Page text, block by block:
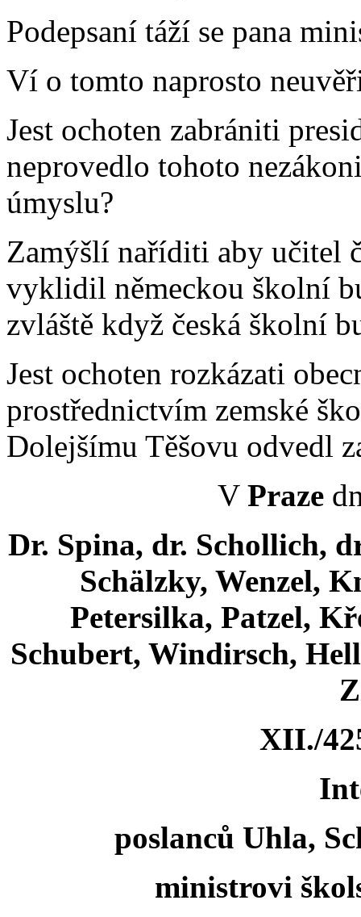
Podepsaní táží se pana
Ví o tomto naprosto
Jest ochoten zabrániti
neprovedlo tohoto
úmyslu?
Zamýšlí naříditi aby učitel
vyklidil německou školní
zvláště když česká školní
Jest ochoten rozkázati
prostřednictvím zemské
Dolejšímu Těšovu odvedl
V Praze
Dr. Spina, dr. Schollich,
Schälzky, Wenzel,
Petersilka, Patzel,
Schubert, Windirsch,
XII./
poslanců Uhla,
ministrovi